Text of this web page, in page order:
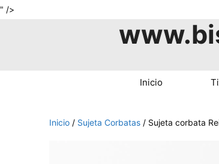
" />
Inicio
Inicio / Sujeta Corbatas / Sujeta corbata